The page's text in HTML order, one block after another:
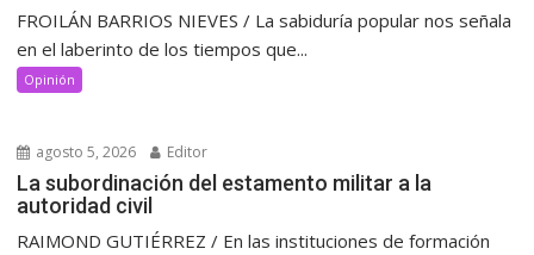
FROILÁN BARRIOS NIEVES / La sabiduría popular nos señala
en el laberinto de los tiempos que...
Opinión
agosto 5, 2026 Editor
La subordinación del estamento militar a la
autoridad civil
RAIMOND GUTIÉRREZ / En las instituciones de formación